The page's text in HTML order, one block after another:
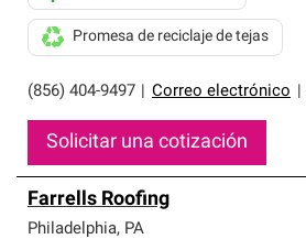
(856) 404-9497 Correo electrónico
Promesa de reciclaje de tejas
Solicitar una cotización
Farrells Roofing
Philadelphia, PA